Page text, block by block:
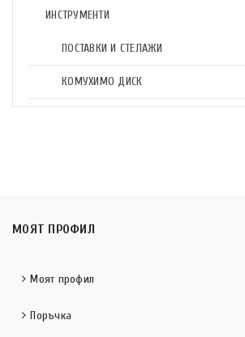
ИНСТРУМЕНТИ
ПОСТАВКИ И СТЕЛАЖИ
КОМУХИМО ДИСК
МОЯТ ПРОФИЛ
Моят профил
Поръчка